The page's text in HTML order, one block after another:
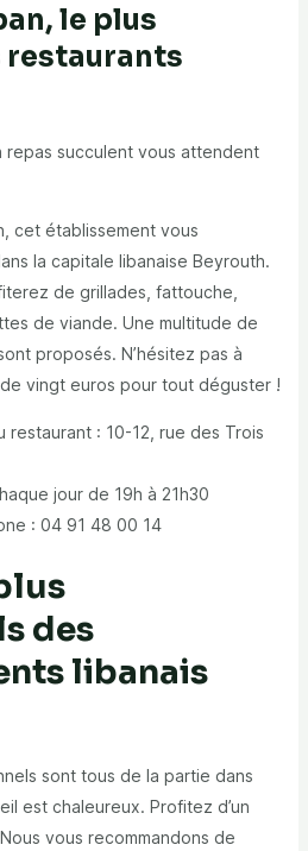
le plus
repas succulent vous attendent
cet établissement vous
la capitale libanaise Beyrouth.
de grillades, fattouche,
de viande. Une multitude de
proposés. N’hésitez pas à
vingt euros pour tout déguster !
restaurant : 10-12, rue des Trois
jour de 19h à 21h30
: 04 91 48 00 14
des
libanais
sont tous de la partie dans
est chaleureux. Profitez d’un
vous recommandons de